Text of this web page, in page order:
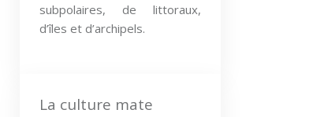
subpolaires, de littoraux,
d’îles et d’archipels.
La culture mate